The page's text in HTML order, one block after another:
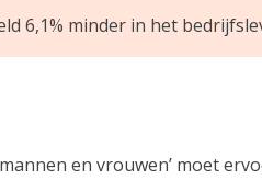
6,1% minder in het
en vrouwen’ moet